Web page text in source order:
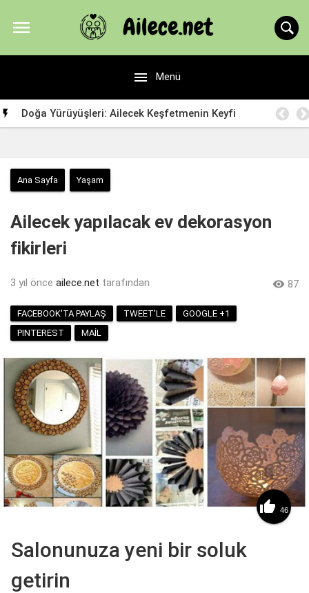

 Menü
 Doğa Yürüyüşleri: Ailecek Keşfetmenin Keyfi
Ana Sayfa Yaşam
Ailecek yapılacak ev dekorasyon
fikirleri
3 yıl önce ailece.net tarafından  87
FACEBOOK'TA PAYLAŞ TWEET'LE
GOOGLE +1
PINTEREST
MAIL
 46
Salonunuza yeni bir soluk
getirin